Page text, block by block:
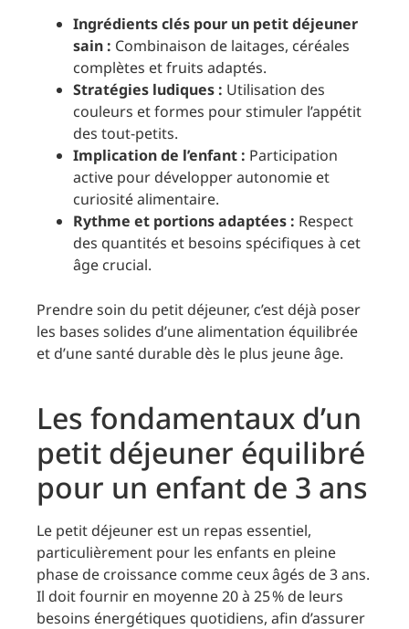
Ingrédients clés pour un petit déjeuner
sain : Combinaison de laitages, céréales
complètes et fruits adaptés.
Stratégies ludiques : Utilisation des
couleurs et formes pour stimuler l’appétit
des tout-petits.
Implication de l’enfant : Participation
active pour développer autonomie et
curiosité alimentaire.
Rythme et portions adaptées : Respect
des quantités et besoins spécifiques à cet
âge crucial.
Prendre soin du petit déjeuner, c’est déjà poser
les bases solides d’une alimentation équilibrée
et d’une santé durable dès le plus jeune âge.
Les fondamentaux d’un
petit déjeuner équilibré
pour un enfant de 3 ans
Le petit déjeuner est un repas essentiel,
particulièrement pour les enfants en pleine
phase de croissance comme ceux âgés de 3 ans.
Il doit fournir en moyenne 20 à 25 % de leurs
besoins énergétiques quotidiens, afin d’assurer